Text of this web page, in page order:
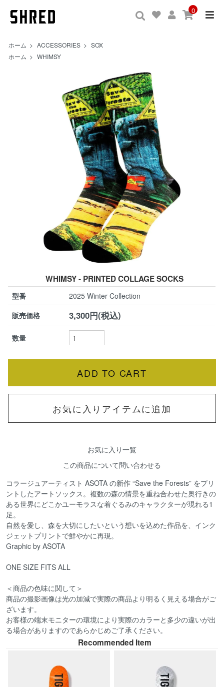
0
ホーム > ACCESSORIES > SOX
ホーム > WHIMSY
WHIMSY - PRINTED COLLAGE SOCKS
型番
2025 Winter Collection
販売価格
3,300円(税込)
数量
お気に入りアイテムに追加
お気に入り一覧
この商品について問い合わせる
コラージュアーティスト ASOTA の新作 “Save the Forests” をプリ
ントしたアートソックス。複数の森の情景を重ね合わせた奥行きの
ある世界にどこかユーモラスな着ぐるみのキャラクターが現れる1
足。
自然を愛し、森を大切にしたいという想いを込めた作品を、インク
ジェットプリントで鮮やかに再現。
Graphic by ASOTA
ONE SIZE FITS ALL
＜商品の色味に関して＞
商品の撮影画像は光の加減で実際の商品より明るく見える場合がご
ざいます。
お客様の端末モニターの環境により実際のカラーと多少の違いが出
る場合がありますのであらかじめご了承ください。
Recommended Item